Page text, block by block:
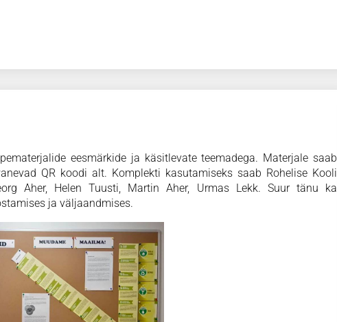
eesmärkide ja käsitlevate teemadega. Materjale saab
QR koodi alt. Komplekti kasutamiseks saab Rohelise Kooli
Aher, Helen Tuusti, Martin Aher, Urmas Lekk. Suur tänu ka
ja väljaandmises.